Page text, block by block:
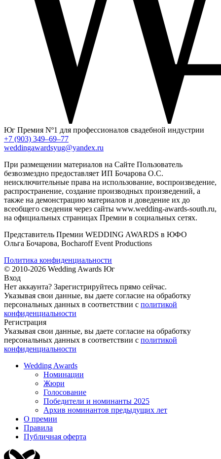
Юг Премия Nº1 для профессионалов свадебной индустрии
+7 (903) 349–69–77
weddingawardsyug@yandex.ru
При размещении материалов на Сайте Пользователь
безвозмездно предоставляет ИП Бочарова О.С.
неисключительные права на использование, воспроизведение,
распространение, создание производных произведений, а
также на демонстрацию материалов и доведение их до
всеобщего сведения через сайты www.wedding-awards-south.ru,
на официальных страницах Премии в социальных сетях.
Представитель Премии WEDDING AWARDS в ЮФО
Ольга Бочарова, Bocharoff Event Productions
Политика конфиденциальности
© 2010-2026 Wedding Awards Юг
Вход
Нет аккаунта? Зарегистрируйтесь прямо сейчас.
Указывая свои данные, вы даете согласие на обработку
персональных данных в соответствии с политикой
конфиденциальности
Регистрация
Указывая свои данные, вы даете согласие на обработку
персональных данных в соответствии с политикой
конфиденциальности
Wedding Awards
Номинации
Жюри
Голосование
Победители и номинанты 2025
Архив номинантов предыдущих лет
О премии
Правила
Публичная оферта